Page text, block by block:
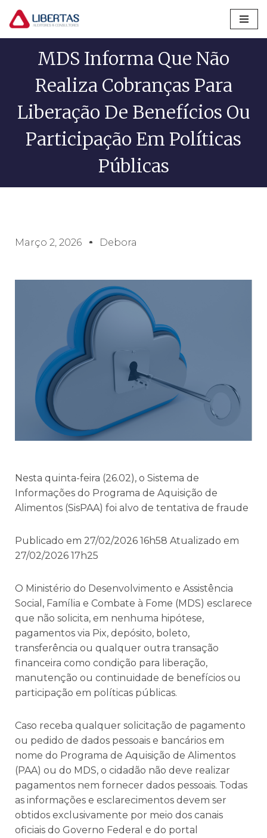
Pular
MDS Informa Que Não
Realiza Cobranças Para
Liberação De Benefícios Ou
Participação Em Políticas
Públicas
Março 2, 2026 Debora
Nesta quinta-feira (26.02), o Sistema de
Informações do Programa de Aquisição de
Alimentos (SisPAA) foi alvo de tentativa de fraude
Publicado em 27/02/2026 16h58 Atualizado em
27/02/2026 17h25
O Ministério do Desenvolvimento e Assistência
Social, Família e Combate à Fome (MDS) esclarece
que não solicita, em nenhuma hipótese,
pagamentos via Pix, depósito, boleto,
transferência ou qualquer outra transação
financeira como condição para liberação,
manutenção ou continuidade de benefícios ou
participação em políticas públicas.
Caso receba qualquer solicitação de pagamento
ou pedido de dados pessoais e bancários em
nome do Programa de Aquisição de Alimentos
(PAA) ou do MDS, o cidadão não deve realizar
pagamentos nem fornecer dados pessoais. Todas
as informações e esclarecimentos devem ser
obtidos exclusivamente por meio dos canais
oficiais do Governo Federal e do portal